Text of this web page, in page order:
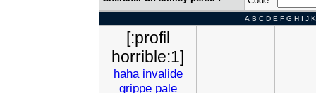
A B C D E F G H I J K
[:profil
horrible:1]
haha invalide
grippe pale